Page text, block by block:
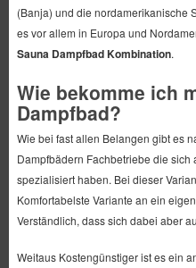
(Banja) und die nordamerikanische
es vor allem in Europa und
Sauna Dampfbad Kombination.
Wie bekomme ich
Dampfbad?
Wie bei fast allen Belangen gibt es
Dampfbädern Fachbetriebe die
spezialisiert haben. Bei dieser
Komfortabelste Variante an ein
Verständlich, dass sich dabei aber
Weitaus Kostengünstiger ist es ein